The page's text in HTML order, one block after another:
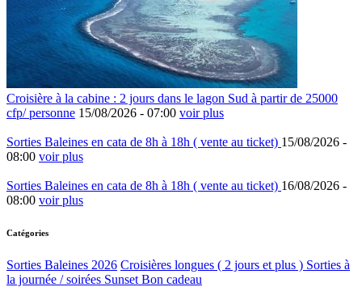
Croisière à la cabine : 2 jours dans le lagon Sud à partir de 25000
cfp/ personne 15/08/2026 - 07:00 voir plus
Sorties Baleines en cata de 8h à 18h ( vente au ticket) 15/08/2026 -
08:00 voir plus
Sorties Baleines en cata de 8h à 18h ( vente au ticket) 16/08/2026 -
08:00 voir plus
Catégories
Sorties Baleines 2026 Croisières longues ( 2 jours et plus ) Sorties à
la journée / soirées Sunset Bon cadeau